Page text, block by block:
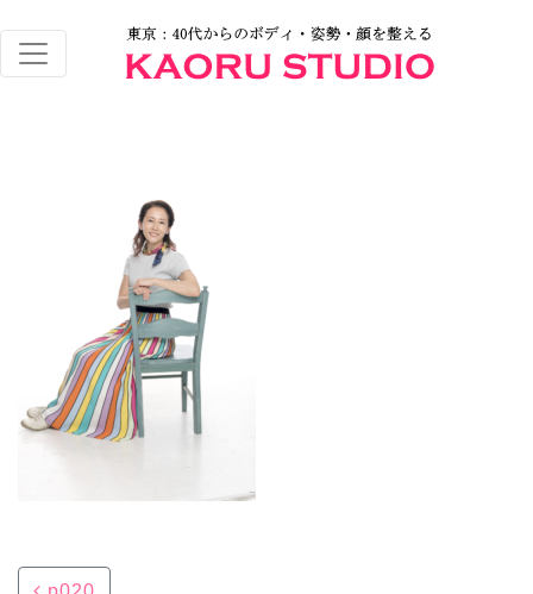
Post navigation